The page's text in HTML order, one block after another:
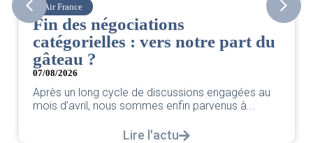
Air France
Fin des négociations
catégorielles : vers notre part du
gâteau ?
07/08/2026
Après un long cycle de discussions engagées au
mois d’avril, nous sommes enfin parvenus à...
Lire l'actu